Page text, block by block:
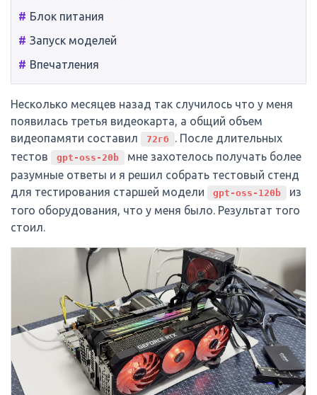
Блок питания
Запуск моделей
Впечатления
Несколько месяцев назад так случилось что у меня
появилась третья видеокарта, а общий объем
видеопамяти составил
72гб . После длительных
тестов
gpt-oss-20b
мне захотелось получать более
разумные ответы и я решил собрать тестовый стенд
для тестирования старшей модели
gpt-oss-120b
из
того оборудования, что у меня было. Результат того
стоил.